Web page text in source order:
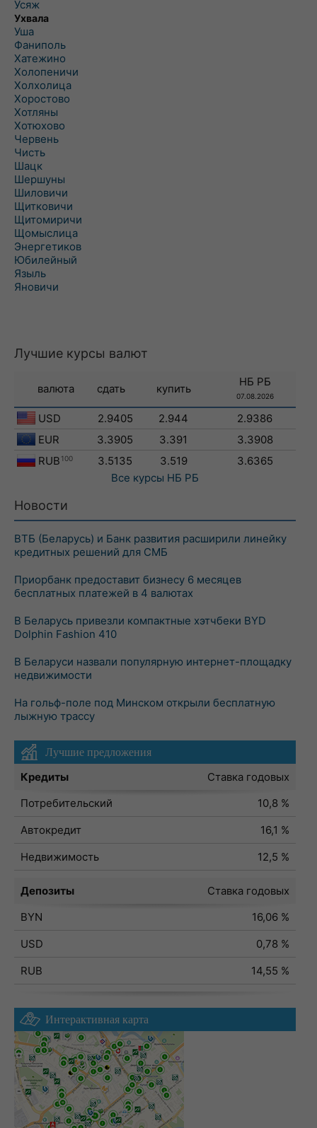
Усяж
Ухвала
Уша
Фаниполь
Хатежино
Холопеничи
Холхолица
Хоростово
Хотляны
Хотюхово
Червень
Чисть
Шацк
Шершуны
Шиловичи
Щитковичи
Щитомиричи
Щомыслица
Энергетиков
Юбилейный
Языль
Яновичи
Лучшие курсы валют
валюта сдать купить
НБ РБ
07.08.2026
USD 2.9405 2.944
2.9386
EUR
3.3905 3.391
3.3908
RUB 100 3.5135 3.519
3.6365
Все курсы НБ РБ
Новости
ВТБ (Беларусь) и Банк развития расширили линейку
кредитных решений для СМБ
Приорбанк предоставит бизнесу 6 месяцев
бесплатных платежей в 4 валютах
В Беларусь привезли компактные хэтчбеки BYD
Dolphin Fashion 410
В Беларуси назвали популярную интернет-площадку
недвижимости
На гольф-поле под Минском открыли бесплатную
лыжную трассу
Лучшие предложения
Кредиты
Ставка годовых
Потребительский
10,8 %
Автокредит
16,1 %
Недвижимость
12,5 %
Депозиты
Ставка годовых
BYN
16,06 %
USD
0,78 %
RUB
14,55 %
Интерактивная карта